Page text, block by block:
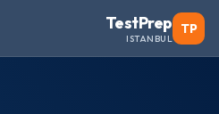
TP
TestPrep
ISTANBUL